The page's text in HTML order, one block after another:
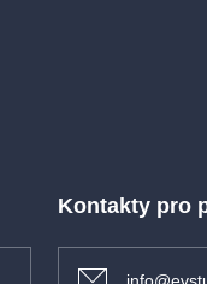
Kontakty pro